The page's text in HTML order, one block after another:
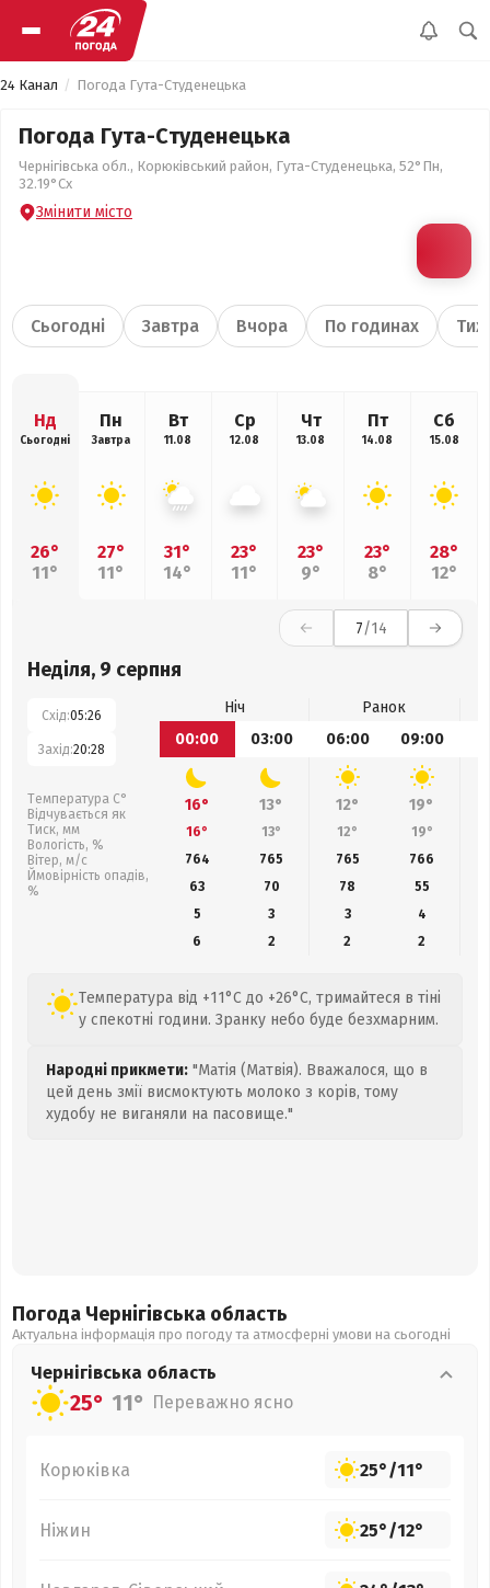
24 Канал Погода Гута-Студенецька
Погода Гута-Студенецька
Чернігівська обл., Корюківський район, Гута-Студенецька, 52°Пн,
32.19°Сх
Змінити місто
Сьогодні Завтра Вчора По годинах
Нд
Сьогодні
26°
11°
Пн
Завтра
27°
11°
Вт
11.08
31°
14°
Ср
12.08
23°
11°
Чт
13.08
23°
9°
Пт
14.08
23°
8°
Сб
15.08
28°
12°
7/14
Неділя, 9 серпня
Схід:05:26
Захід:20:28
Температура С°
Відчувається як
Тиск, мм
Вологість, %
Вітер, м/с
Ймовірність опадів,
%
Ніч
Ранок
00:00
03:00 06:00 09:00
16° 13° 12° 19°
16° 13° 12° 19°
764
765 765 766
63
70 78 55
5
3 3
4
6
2 2 2
Температура від +11°C до +26°C, тримайтеся в тіні
у спекотні години. Зранку небо буде безхмарним.
Народні прикмети: "Матія (Матвія). Вважалося, що в
цей день змії висмоктують молоко з корів, тому
худобу не виганяли на пасовище."
Погода Чернігівська область
Актуальна інформація про погоду та атмосферні умови на сьогодні
Чернігівська область
25° 11° Переважно ясно
Корюківка 25°/11°
Ніжин 25°/12°